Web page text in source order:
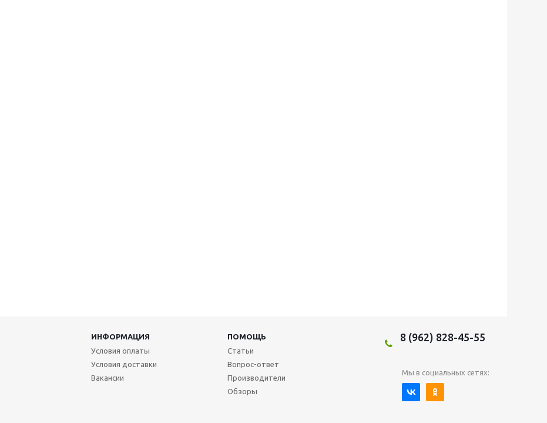
ИНФОРМАЦИЯ
ПОМОЩЬ
Условия оплаты
Условия доставки
Вакансии
Статьи
Вопрос-ответ
Производители
Обзоры
8 (962) 828-45-55
Мы в социальных сетях: